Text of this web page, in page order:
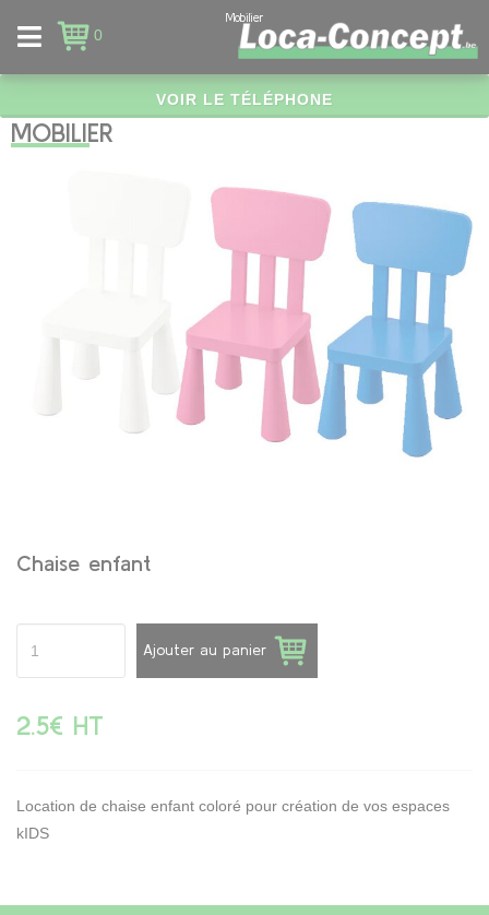
0
Mobilier
VOIR LE TÉLÉPHONE
MOBILIER
Chaise enfant
Ajouter au panier
2.5€ HT
Location de chaise enfant coloré pour création de vos espaces
kIDS